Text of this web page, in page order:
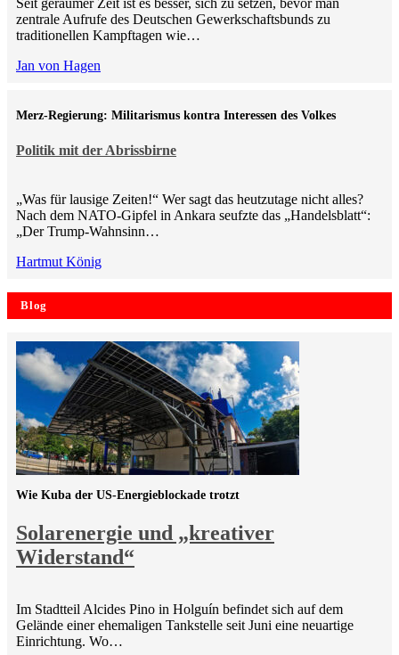
zentrale Aufrufe des Deutschen Gewerkschaftsbunds zu
traditionellen Kampftagen wie…
Jan von Hagen
Politik mit der Abrissbirne
Merz-Regierung: Militarismus kontra Inte­ressen des Volkes
„Was für lausige Zeiten!“ Wer sagt das heutzutage nicht alles?
Nach dem NATO-Gipfel in Ankara seufzte das „Handelsblatt“:
„Der Trump-Wahnsinn…
Hartmut König
Blog
Solarenergie und „kreativer
Widerstand“
Wie Kuba der US-Energieblockade trotzt
Im Stadtteil Alcides Pino in Holguín befindet sich auf dem
Gelände einer ehemaligen Tankstelle seit Juni eine neuartige
Einrichtung. Wo…